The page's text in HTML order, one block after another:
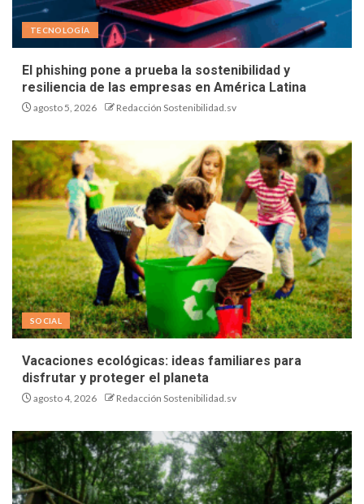
TECNOLOGÍA
El phishing pone a prueba la sostenibilidad y
resiliencia de las empresas en América Latina
agosto 5, 2026 Redacción Sostenibilidad.sv
SOCIAL
Vacaciones ecológicas: ideas familiares para
disfrutar y proteger el planeta
agosto 4, 2026 Redacción Sostenibilidad.sv